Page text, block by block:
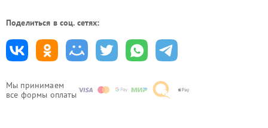
Мы принимаем
все формы оплаты
Поделиться в соц. сетях: